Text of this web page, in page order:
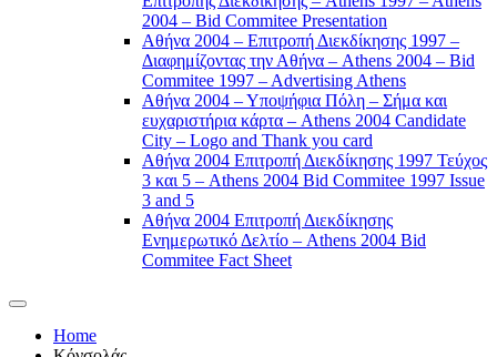
2004 – Bid Commitee Presentation
Αθήνα 2004 – Επιτροπή Διεκδίκησης 1997 –
Διαφημίζοντας την Αθήνα – Athens 2004 – Bid
Commitee 1997 – Advertising Athens
Αθήνα 2004 – Υποψήφια Πόλη – Σήμα και
ευχαριστήρια κάρτα – Athens 2004 Candidate
City – Logo and Thank you card
Αθήνα 2004 Επιτροπή Διεκδίκησης 1997 Τεύχος
3 και 5 – Athens 2004 Bid Commitee 1997 Issue
3 and 5
Αθήνα 2004 Επιτροπή Διεκδίκησης
Ενημερωτικό Δελτίο – Athens 2004 Bid
Commitee Fact Sheet
Home